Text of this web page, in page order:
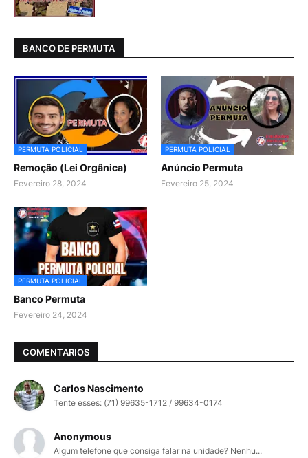
BANCO DE PERMUTA
PERMUTA POLICIAL
Remoção (Lei Orgânica)
Fevereiro 28, 2024
PERMUTA POLICIAL
Anúncio Permuta
Fevereiro 25, 2024
PERMUTA POLICIAL
Banco Permuta
Fevereiro 24, 2024
COMENTARIOS
Carlos Nascimento
Tente esses: (71) 99635-1712 / 99634-0174
Anonymous
Algum telefone que consiga falar na unidade? Nenhu...